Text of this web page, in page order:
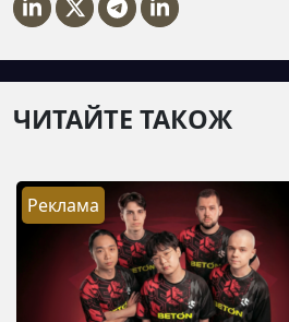
ЧИТАЙТЕ ТАКОЖ
Реклама